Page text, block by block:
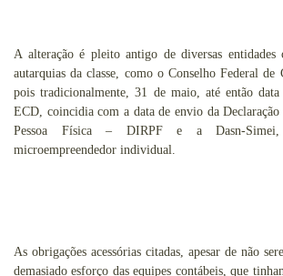
A alteração é pleito antigo de diversas entidades
autarquias da classe, como o Conselho Federal de
pois tradicionalmente, 31 de maio, até então
ECD, coincidia com a data de envio da
Pessoa Física – DIRPF e a Dasn-
microempreendedor individual.
As obrigações acessórias citadas, apesar de não
demasiado esforço das equipes contábeis, que